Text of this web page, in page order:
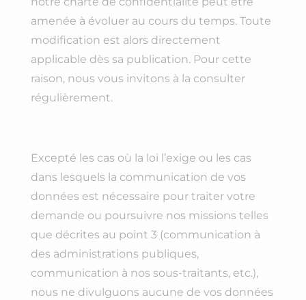
amenée à évoluer au cours du temps. Toute
modification est alors directement
applicable dès sa publication. Pour cette
raison, nous vous invitons à la consulter
régulièrement.
Excepté les cas où la loi l’exige ou les cas
dans lesquels la communication de vos
données est nécessaire pour traiter votre
demande ou poursuivre nos missions telles
que décrites au point 3 (communication à
des administrations publiques,
communication à nos sous-traitants, etc.),
nous ne divulguons aucune de vos données